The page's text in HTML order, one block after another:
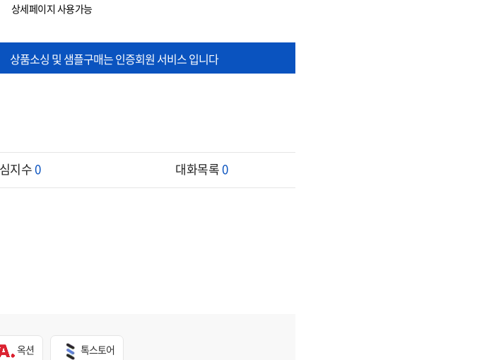
상세페이지 사용가능
상품소싱 및 샘플구매는 인증회원 서비스 입니다
지수0 대화목록0
옥션 톡스토어